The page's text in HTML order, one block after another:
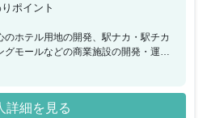
ポイント
のホテル用地の開発、駅ナカ・駅チカ
グモールなどの商業施設の開発・運
宅・マンション・別荘地の分譲、駐
ルドでサービスの提供を行っていま
有する西武新宿ペペにて商業施設運営
詳細を見る